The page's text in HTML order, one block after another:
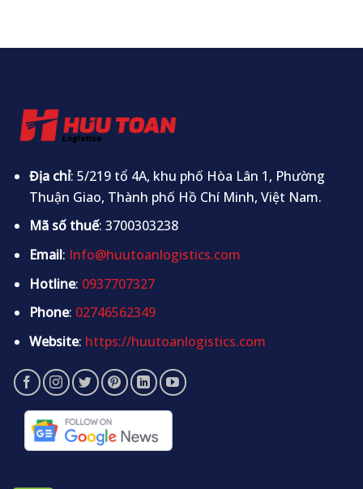
Địa chỉ: 5/219 tổ 4A, khu phố Hòa Lân 1, Phường
Thuận Giao, Thành phố Hồ Chí Minh, Việt Nam.
Mã số thuế: 3700303238
Email: Info@huutoanlogistics.com
Hotline: 0937707327
Phone: 02746562349
Website: https://huutoanlogistics.com